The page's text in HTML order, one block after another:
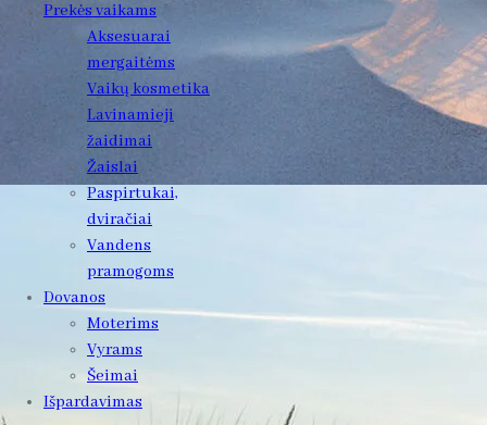
Prekės vaikams
Aksesuarai
mergaitėms
Vaikų kosmetika
Lavinamieji
žaidimai
Žaislai
Paspirtukai,
dviračiai
Vandens
pramogoms
Dovanos
Moterims
Vyrams
Šeimai
Išpardavimas